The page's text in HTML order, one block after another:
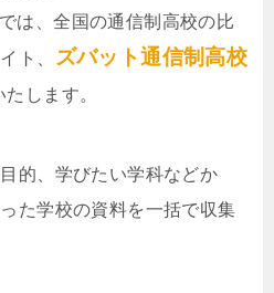
は、全国の通信制高校の比
ト、
ズバット通信制高校
します。
的、学びたい学科などか
た学校の資料を一括で収集